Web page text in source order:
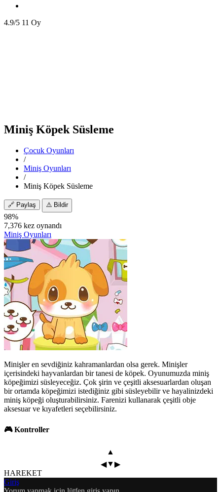
4.9/5 11 Oy
Miniş Köpek Süsleme
Çocuk Oyunları
/
Miniş Oyunları
/
Miniş Köpek Süsleme
🔗 Paylaş ⚠️ Bildir
98%
7,376 kez oynandı
Miniş Oyunları
Minişler en sevdiğiniz kahramanlardan olsa gerek. Minişler
içerisindeki hayvanlardan bir tanesi de köpek. Oyunumuzda miniş
köpeğimizi süsleyeceğiz. Çok şirin ve çeşitli aksesuarlardan oluşan
bir ortamda köpeğimizi istediğiniz gibi süsleyebilir ve hayalinizdeki
miniş köpeği oluşturabilirsiniz. Farenizi kullanarak çeşitli obje
aksesuar ve kıyafetleri seçebilirsiniz.
🎮 Kontroller
▲
◀▼▶
HAREKET
Giriş